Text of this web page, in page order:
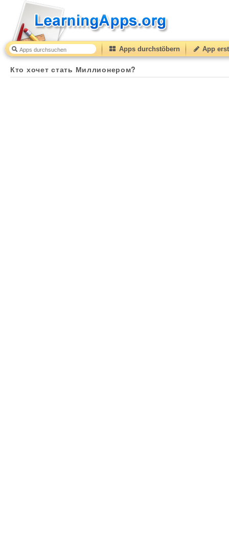
Apps durchstöbern App
Кто хочет стать Миллионером?